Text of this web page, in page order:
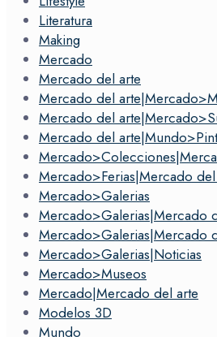
Literatura
Making
Mercado
Mercado del arte
Mercado del
Mercado del
Mercado del
Mercado>Ferias|Mercado
Mercado>Galerias
Mercado>Galerias|Mercado
Mercado>Galerias|Mercado
Mercado>Galerias|Noticias
Mercado>Museos
Mercado|Mercado del arte
Modelos 3D
Mundo